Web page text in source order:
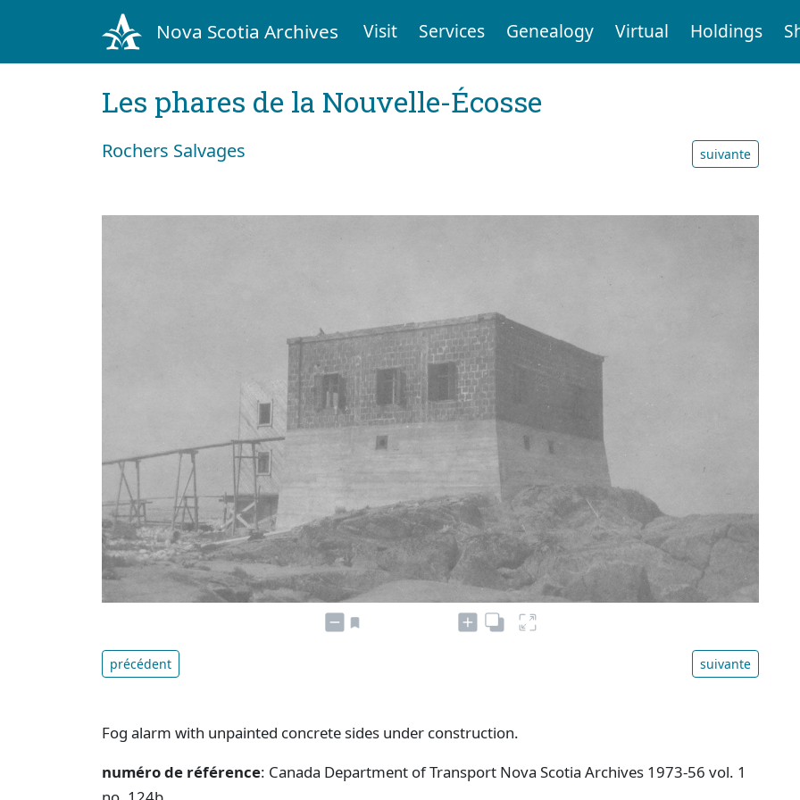
Nova Scotia Archives Visit Services Genealogy Virtual Holdings
Les phares de la Nouvelle-Écosse
Rochers Salvages suivante
précédent suivante
Fog alarm with unpainted concrete sides under construction.
numéro de référence: Canada Department of Transport Nova Scotia Archives 1973-56 vol. 1